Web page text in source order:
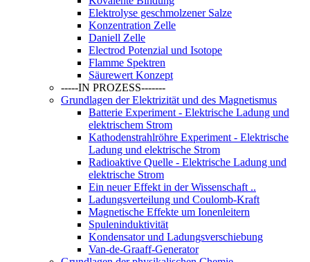
Elektrolyse geschmolzener Salze
Konzentration Zelle
Daniell Zelle
Electrod Potenzial und Isotope
Flamme Spektren
Säurewert Konzept
-----IN PROZESS-------
Grundlagen der Elektrizität und des Magnetismus
Batterie Experiment - Elektrische Ladung und
elektrischem Strom
Kathodenstrahlröhre Experiment - Elektrische
Ladung und elektrische Strom
Radioaktive Quelle - Elektrische Ladung und
elektrische Strom
Ein neuer Effekt in der Wissenschaft ..
Ladungsverteilung und Coulomb-Kraft
Magnetische Effekte um Ionenleitern
Spuleninduktivität
Kondensator und Ladungsverschiebung
Van-de-Graaff-Generator